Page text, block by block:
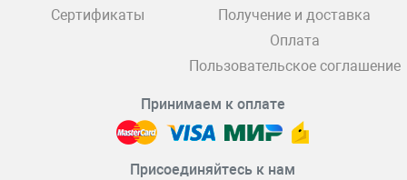
Сертификаты
Получение и доставка
Оплата
Пользовательское соглашение
Принимаем к оплате
Присоединяйтесь к нам